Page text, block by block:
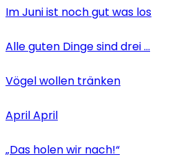
Im Juni ist noch gut was los
Alle guten Dinge sind drei …
Vögel wollen tränken
April April
„Das holen wir nach!“